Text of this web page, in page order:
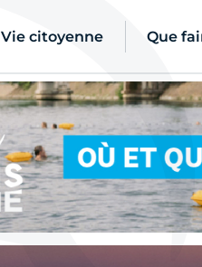
Vie citoyenne Que